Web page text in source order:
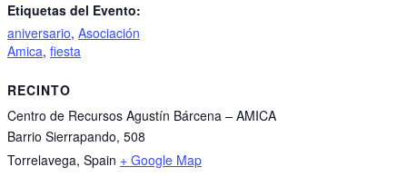
Etiquetas del Evento:
aniversario, Asociación
Amica, fiesta
RECINTO
Centro de Recursos Agustín Bárcena – AMICA
Barrio Sierrapando, 508
Torrelavega, Spain + Google Map